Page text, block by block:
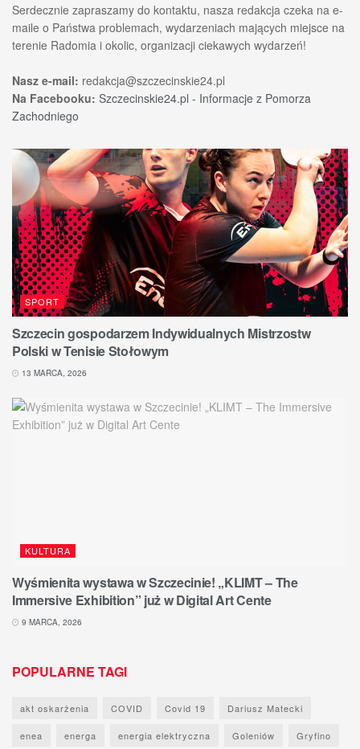
Serdecznie zapraszamy do kontaktu, nasza redakcja czeka na e-
maile o Państwa problemach, wydarzeniach mających miejsce na
terenie Radomia i okolic, organizacji ciekawych wydarzeń!
Nasz e-mail: redakcja@szczecinskie24.pl
Na Facebooku: Szczecinskie24.pl - Informacje z Pomorza
Zachodniego
SPORT
Szczecin gospodarzem Indywidualnych Mistrzostw
Polski w Tenisie Stołowym
13 MARCA, 2026
KULTURA
Wyśmienita wystawa w Szczecinie! „KLIMT – The
Immersive Exhibition” już w Digital Art Cente
9 MARCA, 2026
POPULARNE TAGI
akt oskarżenia COVID Covid 19 Dariusz Matecki
enea energa energia elektryczna Goleniów Gryfino